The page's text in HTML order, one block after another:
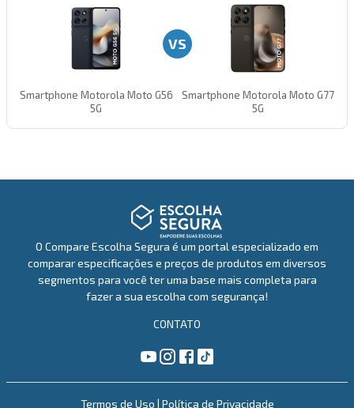
Smartphone Motorola Moto G56
5G
Smartphone Motorola Moto G77
5G
VS
O Compare Escolha Segura é um portal especializado em
comparar especificações e preços de produtos em diversos
segmentos para você ter uma base mais completa para
fazer a sua escolha com segurança!
CONTATO
Termos de Uso | Política de Privacidade